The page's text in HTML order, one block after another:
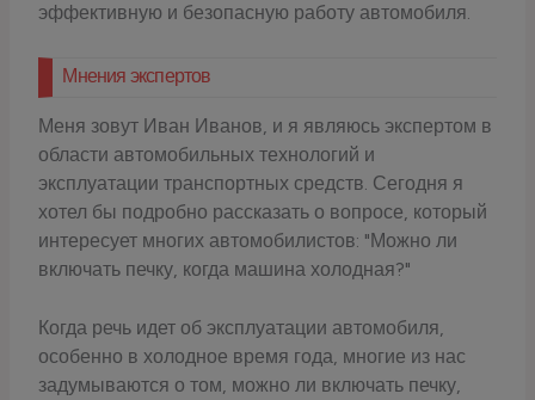
эффективную и безопасную работу автомобиля.
Мнения экспертов
Меня зовут Иван Иванов, и я являюсь экспертом в
области автомобильных технологий и
эксплуатации транспортных средств. Сегодня я
хотел бы подробно рассказать о вопросе, который
интересует многих автомобилистов: "Можно ли
включать печку, когда машина холодная?"
Когда речь идет об эксплуатации автомобиля,
особенно в холодное время года, многие из нас
задумываются о том, можно ли включать печку,